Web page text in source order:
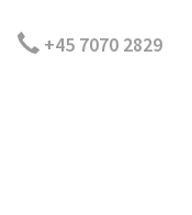
+45 7070 2829